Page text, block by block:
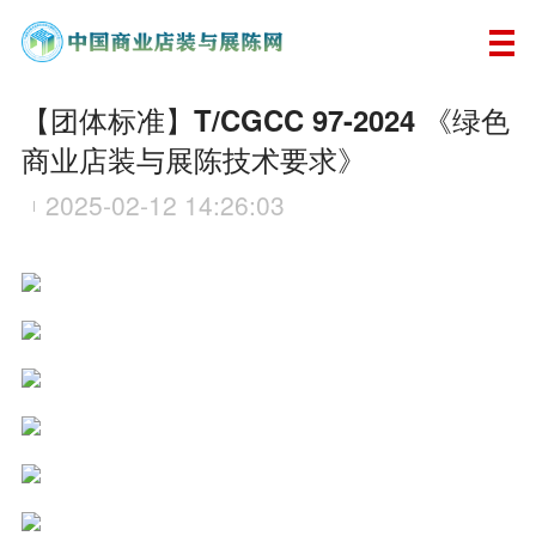
【团体标准】T/CGCC 97-2024 《绿色
商业店装与展陈技术要求》
2025-02-12 14:26:03